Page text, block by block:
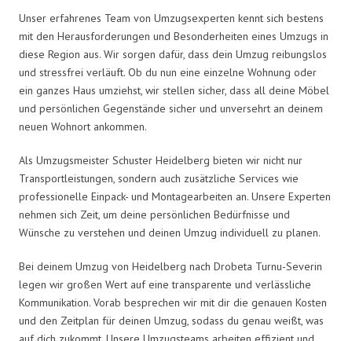
Unser erfahrenes Team von Umzugsexperten kennt sich bestens
mit den Herausforderungen und Besonderheiten eines Umzugs in
diese Region aus. Wir sorgen dafür, dass dein Umzug reibungslos
und stressfrei verläuft. Ob du nun eine einzelne Wohnung oder
ein ganzes Haus umziehst, wir stellen sicher, dass all deine Möbel
und persönlichen Gegenstände sicher und unversehrt an deinem
neuen Wohnort ankommen.
Als Umzugsmeister Schuster Heidelberg bieten wir nicht nur
Transportleistungen, sondern auch zusätzliche Services wie
professionelle Einpack- und Montagearbeiten an. Unsere Experten
nehmen sich Zeit, um deine persönlichen Bedürfnisse und
Wünsche zu verstehen und deinen Umzug individuell zu planen.
Bei deinem Umzug von Heidelberg nach Drobeta Turnu-Severin
legen wir großen Wert auf eine transparente und verlässliche
Kommunikation. Vorab besprechen wir mit dir die genauen Kosten
und den Zeitplan für deinen Umzug, sodass du genau weißt, was